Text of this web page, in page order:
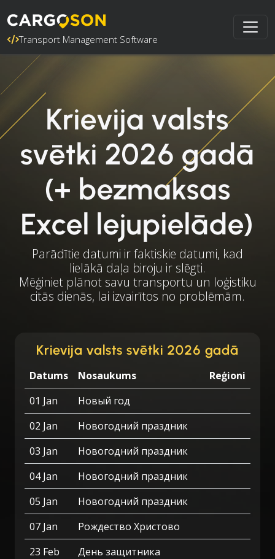
Transport Management Software
Krievija valsts
svētki 2026 gadā
(+ bezmaksas
Excel lejupielāde)
Parādītie datumi ir faktiskie datumi, kad
lielākā daļa biroju ir slēgti.
Mēģiniet plānot savu transportu un loģistiku
citās dienās, lai izvairītos no problēmām.
Krievija valsts svētki 2026 gadā
Datums Nosaukums
Reģioni
01 Jan
Новый год
02 Jan
Новогодний праздник
03 Jan
Новогодний праздник
04 Jan
Новогодний праздник
05 Jan
Новогодний праздник
07 Jan
Рождество Христово
23 Feb
День защитника